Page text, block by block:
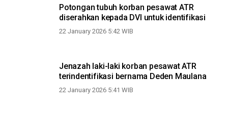
Potongan tubuh korban pesawat ATR
diserahkan kepada DVI untuk identifikasi
22 January 2026 5:42 WIB
Jenazah laki-laki korban pesawat ATR
terindentifikasi bernama Deden Maulana
22 January 2026 5:41 WIB